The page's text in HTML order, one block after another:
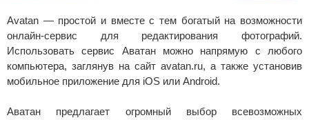
Avatan — простой и вместе с тем богатый на возможности
онлайн-сервис для редактирования фотографий.
Использовать сервис Аватан можно напрямую с любого
компьютера, заглянув на сайт avatan.ru, а также установив
мобильное приложение для iOS или Android.
Аватан предлагает огромный выбор всевозможных